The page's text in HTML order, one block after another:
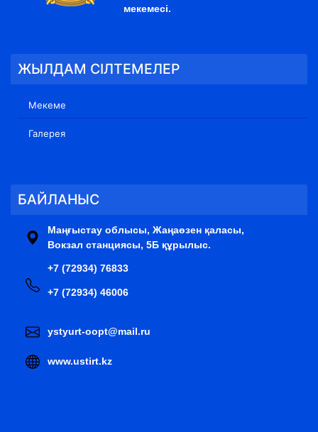
мекемесі.
ЖЫЛДАМ СІЛТЕМЕЛЕР
Мекеме
Галерея
БАЙЛАНЫС
Маңғыстау облысы, Жаңаөзен қаласы,
Вокзал станциясы, 5Б құрылыс.
+7 (72934) 76833
+7 (72934) 46006
ystyurt-oopt@mail.ru
www.ustirt.kz